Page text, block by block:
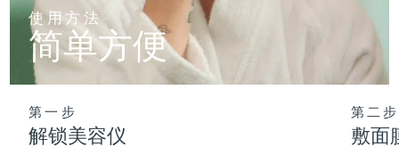
使用方法
简单方便
第一步
解锁美容仪
第二步
敷面